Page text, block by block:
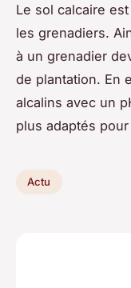
Le sol calcaire
les grenadiers.
à un grenadier
de plantation. En
alcalins avec un
plus adaptés
Actu